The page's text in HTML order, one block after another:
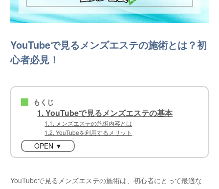
YouTubeで見るメンズエステの施術とは？初
心者必見！
■ もくじ
1. YouTubeで見るメンズエステの基本
1.1. メンズエステの施術内容とは
1.2. YouTubeを利用するメリット
OPEN ▼
YouTubeで見るメンズエステの施術は、初心者にとって最適な